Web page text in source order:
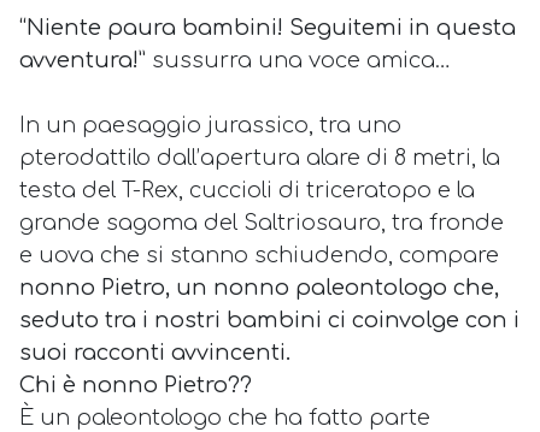
“Niente paura bambini! Seguitemi in questa
avventura!” sussurra una voce amica…
In un paesaggio jurassico, tra uno
pterodattilo dall’apertura alare di 8 metri, la
testa del T-Rex, cuccioli di triceratopo e la
grande sagoma del Saltriosauro, tra fronde
e uova che si stanno schiudendo, compare
nonno Pietro, un nonno paleontologo che,
seduto tra i nostri bambini ci coinvolge con i
suoi racconti avvincenti.
Chi è nonno Pietro??
È un paleontologo che ha fatto parte